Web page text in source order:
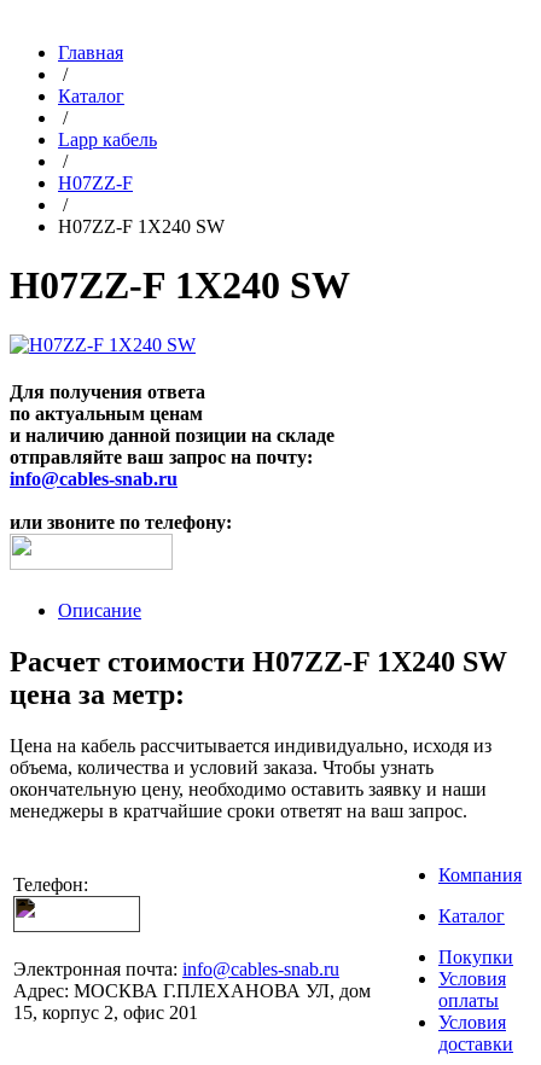
Главная
/
Каталог
/
Lapp кабель
/
H07ZZ-F
/
H07ZZ-F 1X240 SW
H07ZZ-F 1X240 SW
Для получения ответа
по актуальным ценам
и наличию данной позиции на складе
отправляйте ваш запрос на почту:
info@cables-snab.ru
или звоните по телефону:
Описание
Расчет стоимости H07ZZ-F 1X240 SW
цена за метр:
Цена на кабель рассчитывается индивидуально, исходя из
объема, количества и условий заказа. Чтобы узнать
окончательную цену, необходимо оставить заявку и наши
менеджеры в кратчайшие сроки ответят на ваш запрос.
Телефон:
Электронная почта: info@cables-snab.ru
Адрес: МОСКВА Г.ПЛЕХАНОВА УЛ, дом
15, корпус 2, офис 201
Компания
Каталог
Покупки
Условия
оплаты
Условия
доставки